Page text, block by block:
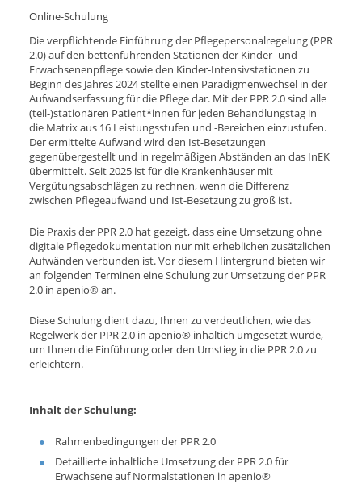
Online-Schulung
Die verpflichtende Einführung der Pflegepersonalregelung (PPR
2.0) auf den bettenführenden Stationen der Kinder- und
Erwachsenenpflege sowie den Kinder-Intensivstationen zu
Beginn des Jahres 2024 stellte einen Paradigmenwechsel in der
Aufwandserfassung für die Pflege dar. Mit der PPR 2.0 sind alle
(teil-)stationären Patient*innen für jeden Behandlungstag in
die Matrix aus 16 Leistungsstufen und -Bereichen einzustufen.
Der ermittelte Aufwand wird den Ist-Besetzungen
gegenübergestellt und in regelmäßigen Abständen an das InEK
übermittelt. Seit 2025 ist für die Krankenhäuser mit
Vergütungsabschlägen zu rechnen, wenn die Differenz
zwischen Pflegeaufwand und Ist-Besetzung zu groß ist.
Die Praxis der PPR 2.0 hat gezeigt, dass eine Umsetzung ohne
digitale Pflegedokumentation nur mit erheblichen zusätzlichen
Aufwänden verbunden ist. Vor diesem Hintergrund bieten wir
an folgenden Terminen eine Schulung zur Umsetzung der PPR
2.0 in apenio® an.
Diese Schulung dient dazu, Ihnen zu verdeutlichen, wie das
Regelwerk der PPR 2.0 in apenio® inhaltich umgesetzt wurde,
um Ihnen die Einführung oder den Umstieg in die PPR 2.0 zu
erleichtern.
Inhalt der Schulung:
Rahmenbedingungen der PPR 2.0
Detaillierte inhaltliche Umsetzung der PPR 2.0 für
Erwachsene auf Normalstationen in apenio®